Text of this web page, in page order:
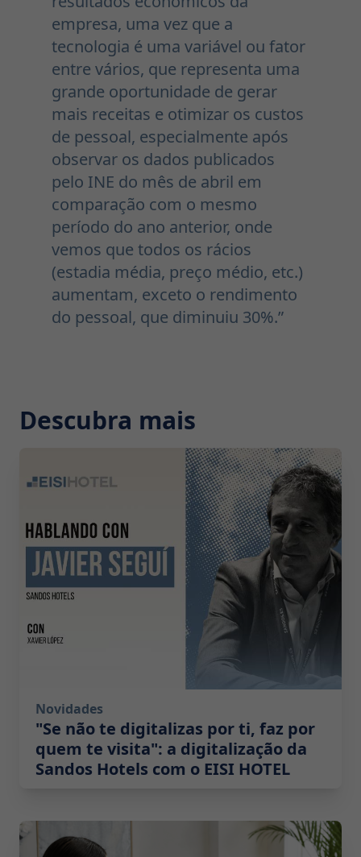
empresa, uma vez que a
tecnologia é uma variável ou fator
entre vários, que representa uma
grande oportunidade de gerar
mais receitas e otimizar os custos
de pessoal, especialmente após
observar os dados publicados
pelo INE do mês de abril em
comparação com o mesmo
período do ano anterior, onde
vemos que todos os rácios
(estadia média, preço médio, etc.)
aumentam, exceto o rendimento
do pessoal, que diminuiu 30%.”
Descubra mais
2026-07-29 10:00:00
Novidades
"Se não te digitalizas por ti, faz por
quem te visita": a digitalização da
Sandos Hotels com o EISI HOTEL
2026-07-14 10:00:00